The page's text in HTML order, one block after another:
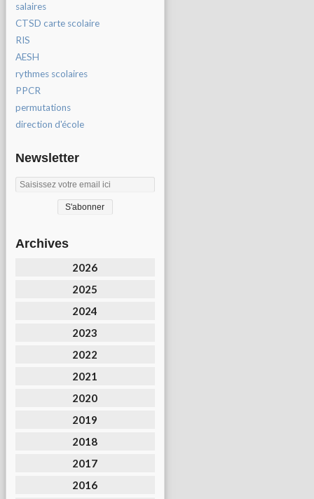
salaires
CTSD carte scolaire
RIS
AESH
rythmes scolaires
PPCR
permutations
direction d'école
Newsletter
Archives
2026
2025
2024
2023
2022
2021
2020
2019
2018
2017
2016